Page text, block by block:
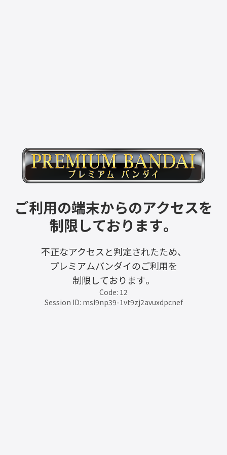
ご利用の端末からのアクセスを
制限しております。
不正なアクセスと判定されたため、
プレミアムバンダイのご利用を
制限しております。
Code: 12
Session ID: msl9np39-1vt9zj2avuxdpcnef